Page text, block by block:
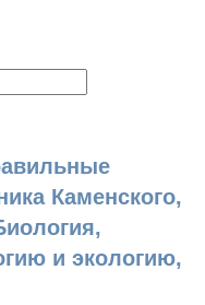
Каменского,
и экологию,